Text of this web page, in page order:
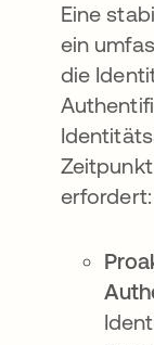
Eine
ein
die
erfordert: